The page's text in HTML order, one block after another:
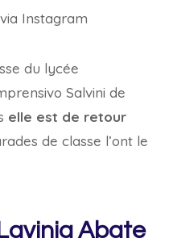
Instagram
du lycée
Salvini de
elle est de retour
de classe l’ont le
Abate